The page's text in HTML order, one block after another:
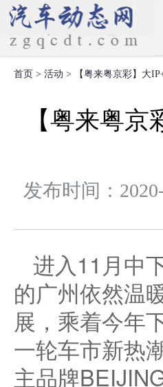
首页 > 活动 > 【粤来粤京彩】大
【粤来粤
发布时间：
进入11月中
的广州依然温
展，乘着今年
一轮车市新热
主品牌